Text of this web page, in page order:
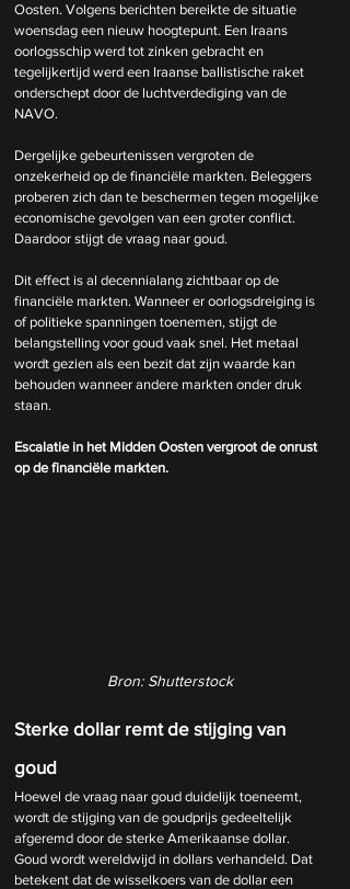
Oosten. Volgens berichten bereikte de situatie
woensdag een nieuw hoogtepunt. Een Iraans
oorlogsschip werd tot zinken gebracht en
tegelijkertijd werd een Iraanse ballistische raket
onderschept door de luchtverdediging van de
NAVO.
Dergelijke gebeurtenissen vergroten de
onzekerheid op de financiële markten. Beleggers
proberen zich dan te beschermen tegen mogelijke
economische gevolgen van een groter conflict.
Daardoor stijgt de vraag naar goud.
Dit effect is al decennialang zichtbaar op de
financiële markten. Wanneer er oorlogsdreiging is
of politieke spanningen toenemen, stijgt de
belangstelling voor goud vaak snel. Het metaal
wordt gezien als een bezit dat zijn waarde kan
behouden wanneer andere markten onder druk
staan.
Escalatie in het Midden Oosten vergroot de onrust
op de financiële markten.
Bron: Shutterstock
Sterke dollar remt de stijging van
goud
Hoewel de vraag naar goud duidelijk toeneemt,
wordt de stijging van de goudprijs gedeeltelijk
afgeremd door de sterke Amerikaanse dollar.
Goud wordt wereldwijd in dollars verhandeld. Dat
betekent dat de wisselkoers van de dollar een